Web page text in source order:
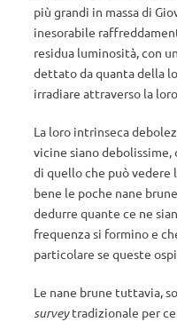
più grandi in massa di
inesorabile
residua luminosità, con
dettato da quanta della
irradiare attraverso la
La loro intrinseca
vicine siano
di quello che può vedere
bene le poche nane
dedurre quante ce ne
frequenza si formino e
particolare se queste
Le nane brune tuttavia,
surveytradizionale per